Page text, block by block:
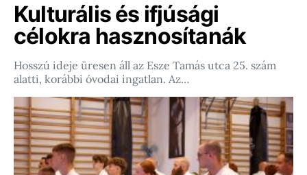
Kulturális és ifjúsági
célokra hasznosítanák
Hosszú ideje üresen áll az Esze Tamás utca 25. szám
alatti, korábbi óvodai ingatlan. Az…